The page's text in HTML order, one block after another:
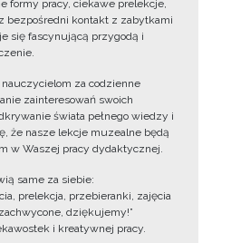
formy pracy, ciekawe prelekcje,
bezpośredni kontakt z zabytkami
się fascynującą przygodą i
za codzienne
zainteresowań swoich
świata pełnego wiedzy i
że nasze lekcje muzealne będą
w Waszej pracy dydaktycznej.
same za siebie:
prelekcja, przebieranki, zajęcia
dziękujemy!”
i kreatywnej pracy.